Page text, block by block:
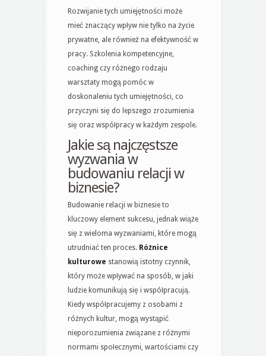
Rozwijanie tych umiejętności może
mieć znaczący wpływ nie tylko na życie
prywatne, ale również na efektywność w
pracy. Szkolenia kompetencyjne,
coaching czy różnego rodzaju
warsztaty mogą pomóc w
doskonaleniu tych umiejętności, co
przyczyni się do lepszego zrozumienia
się oraz współpracy w każdym zespole.
Jakie są najczęstsze
wyzwania w
budowaniu relacji w
biznesie?
Budowanie relacji w biznesie to
kluczowy element sukcesu, jednak wiąże
się z wieloma wyzwaniami, które mogą
utrudniać ten proces. Różnice
kulturowe stanowią istotny czynnik,
który może wpływać na sposób, w jaki
ludzie komunikują się i współpracują.
Kiedy współpracujemy z osobami z
różnych kultur, mogą wystąpić
nieporozumienia związane z różnymi
normami społecznymi, wartościami czy